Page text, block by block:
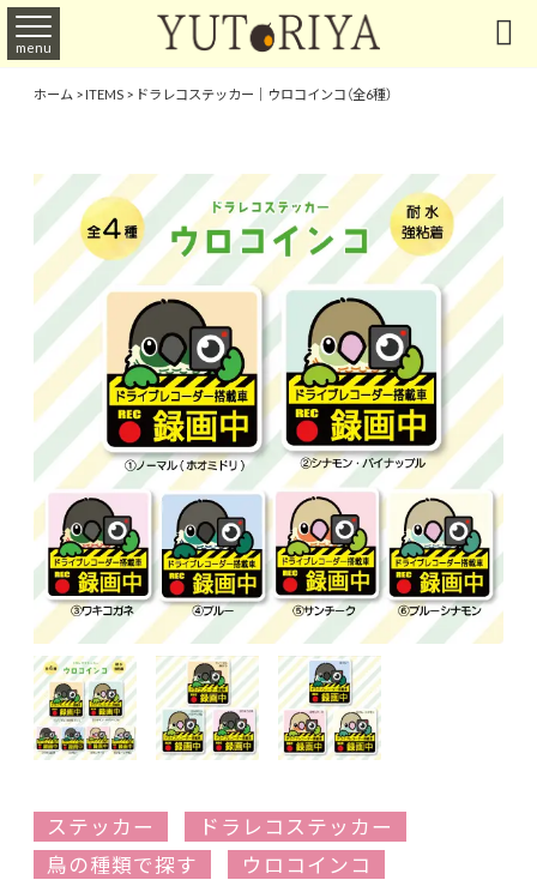
menu 
ホーム>ITEMS> ドラレコステッカー｜ウロコインコ（全6種）
ステッカー
ドラレコステッカー
鳥の種類で探す
ウロコインコ